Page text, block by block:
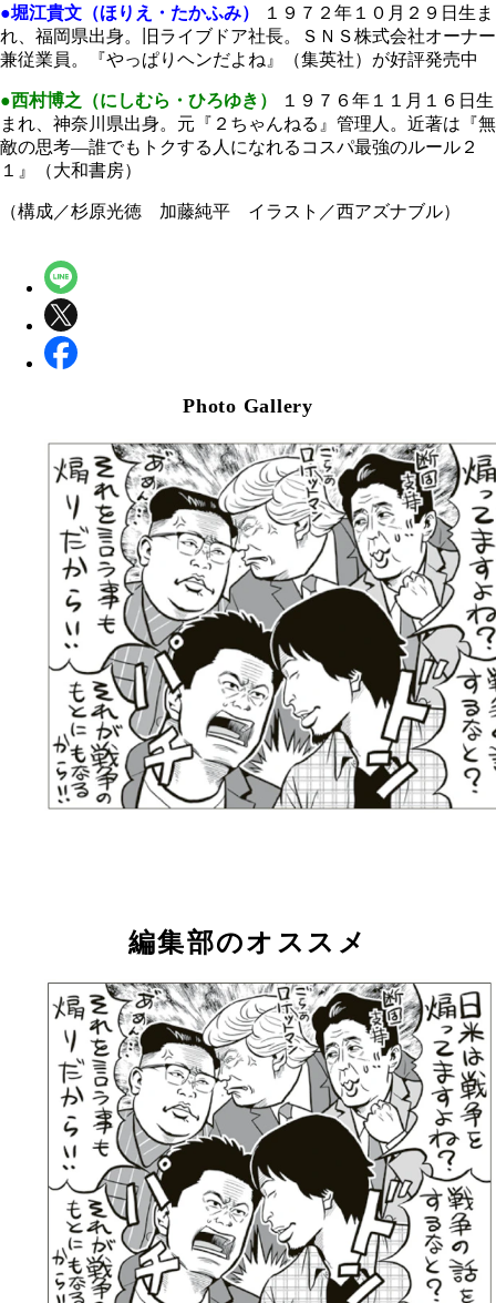
●堀江貴文（ほりえ・たかふみ）
１９７２年１０月２９日生ま
れ、福岡県出身。旧ライブドア社長。ＳＮＳ株式会社オーナー
兼従業員。『やっぱりヘンだよね』（集英社）が好評発売中
●西村博之（にしむら・ひろゆき）
１９７６年１１月１６日生
まれ、神奈川県出身。元『２ちゃんねる』管理人。近著は『無
敵の思考―誰でもトクする人になれるコスパ最強のルール２
１』（大和書房）
（構成／杉原光徳 加藤純平 イラスト／西アズナブル）
Photo Gallery
編集部のオススメ